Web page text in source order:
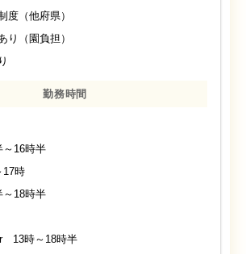
度（他府県）
り（園負担）
勤務時間
16時半
時
18時半
13時～18時半